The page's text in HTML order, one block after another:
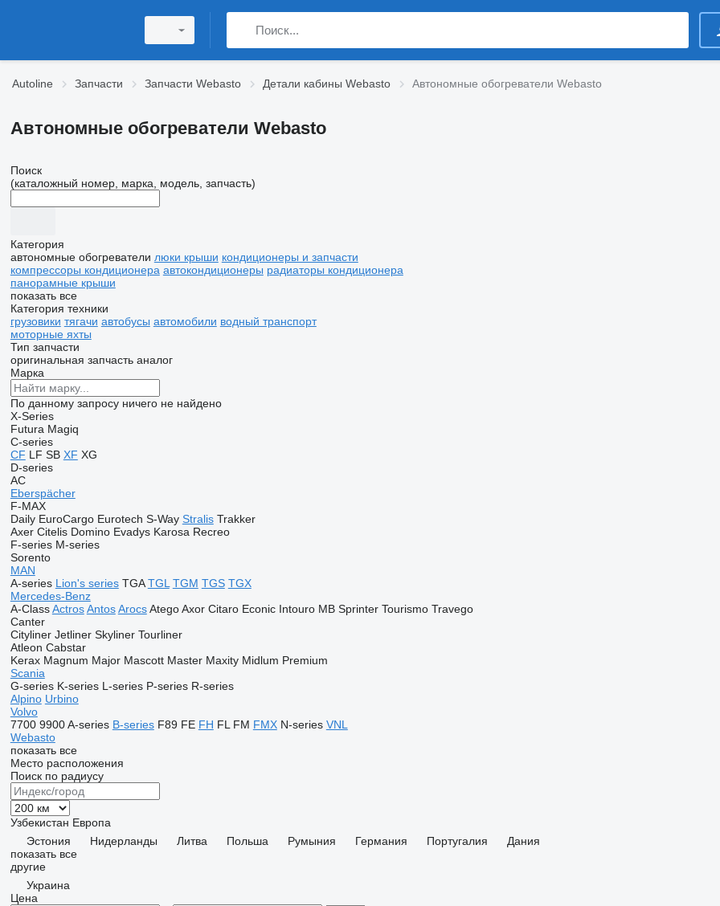
Autoline Запчасти Запчасти Webasto Детали кабины Webasto Автономные обогреватели Webasto
Автономные обогреватели Webasto
Поиск
(каталожный номер, марка, модель, запчасть)
Категория
автономные обогреватели люки крыши кондиционеры и запчасти
компрессоры кондиционера автокондиционеры радиаторы кондиционера
панорамные крыши
показать все
Категория техники
грузовики тягачи автобусы автомобили водный транспорт
моторные яхты
Тип запчасти
оригинальная запчасть аналог
Марка
По данному запросу ничего не найдено
X-Series
Futura Magiq
C-series
CF LF SB XF XG
D-series
AC
Eberspächer
F-MAX
Daily EuroCargo Eurotech S-Way Stralis Trakker
Axer Citelis Domino Evadys Karosa Recreo
F-series M-series
Sorento
MAN
A-series Lion's series TGA TGL TGM TGS TGX
Mercedes-Benz
A-Class Actros Antos Arocs Atego Axor Citaro Econic Intouro MB Sprinter Tourismo Travego
Canter
Cityliner Jetliner Skyliner Tourliner
Atleon Cabstar
Kerax Magnum Major Mascott Master Maxity Midlum Premium
Scania
G-series K-series L-series P-series R-series
Alpino Urbino
Volvo
7700 9900 A-series B-series F89 FE FH FL FM FMX N-series VNL
Webasto
показать все
Место расположения
Поиск по радиусу
Узбекистан Европа
Эстония
Нидерланды Литва Польша Румыния Германия Португалия
Дания
показать все
другие
Украина
Цена